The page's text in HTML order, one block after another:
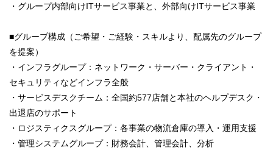
・グループ内部向けITサービス事業と、外部向けITサービス事業
■グループ構成（ご希望・ご経験・スキルより、配属先のグループ
を提案）
・インフラグループ：ネットワーク・サーバー・クライアント・
セキュリティなどインフラ全般
・サービスデスクチーム：全国約577店舗と本社のヘルプデスク・
出退店のサポート
・ロジスティクスグループ：各事業の物流倉庫の導入・運用支援
・管理システムグループ：財務会計、管理会計、分析